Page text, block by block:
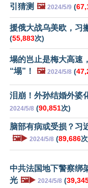
引猜测 🖼️ 2024/5/9 (
援俄大战乌美欧，习
(55,883次)
塌的岂止是梅大高速
“塌”！
🖼️ 2024/5/8 (
泪崩！外孙结婚外婆
2024/5/8 (90,851次)
脑部有病或受损？习
🖼️▶️ 2024/5/8 (89,686
中共法国地下警察绑
光 🖼️▶️ 2024/5/8 (